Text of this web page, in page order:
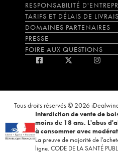
RESPONSABILITÉ
TARIFS ET DÉLAIS DE
DOMAINES PARTENAIRES
PRESSE
FOIRE AUX QUESTIONS
Tous droits réservés © 2026
Interdiction de vente de
moins de 18 ans. L'abus
à consommer avec
La preuve de majorité de
ligne. CODE DE LA SANTÉ